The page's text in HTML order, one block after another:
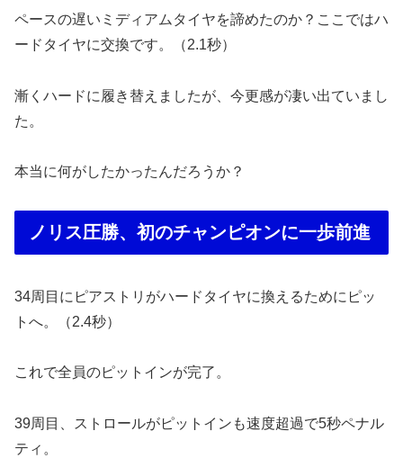
ペースの遅いミディアムタイヤを諦めたのか？ここではハ
ードタイヤに交換です。（2.1秒）
漸くハードに履き替えましたが、今更感が凄い出ていまし
た。
本当に何がしたかったんだろうか？
ノリス圧勝、初のチャンピオンに一歩前進
34周目にピアストリがハードタイヤに換えるためにピッ
トへ。（2.4秒）
これで全員のピットインが完了。
39周目、ストロールがピットインも速度超過で5秒ペナル
ティ。